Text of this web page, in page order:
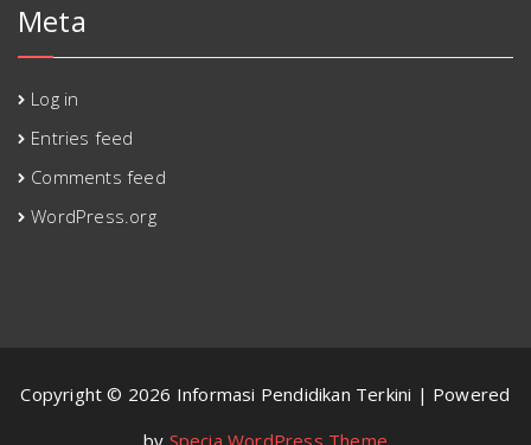
Meta
Log in
Entries feed
Comments feed
WordPress.org
Copyright © 2026 Informasi Pendidikan Terkini | Powered
by Specia WordPress Theme